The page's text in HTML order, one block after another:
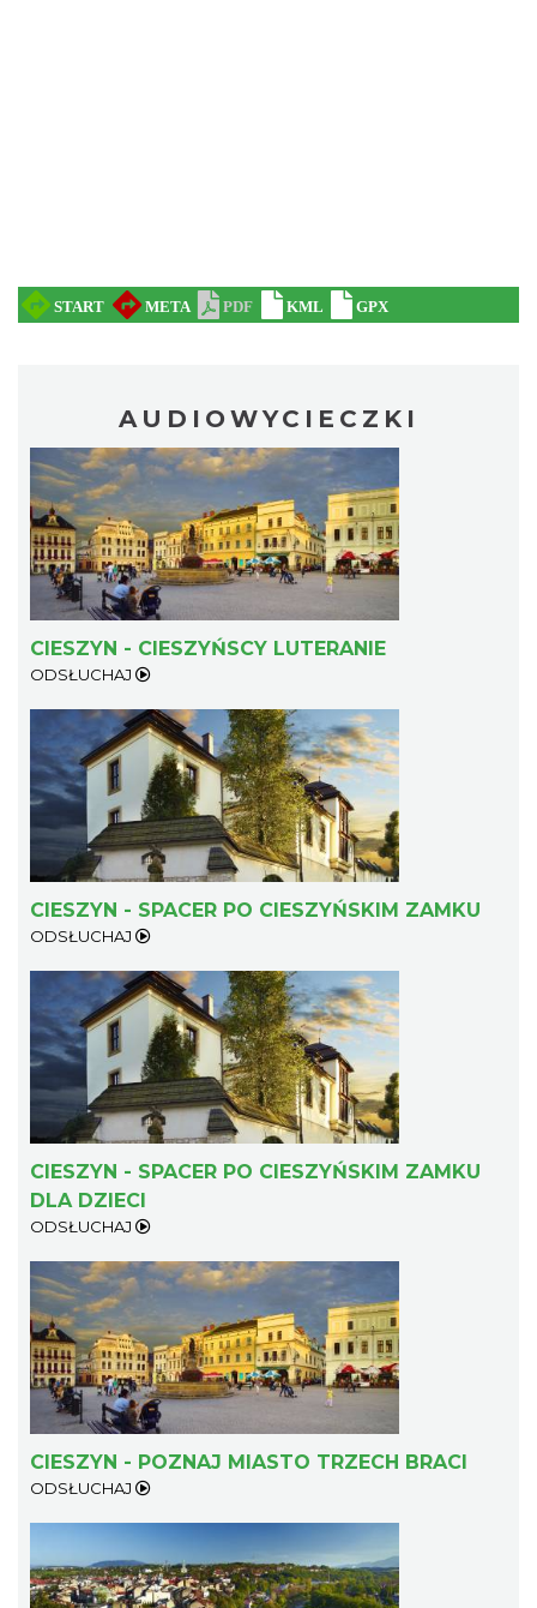
AUDIOWYCIECZKI
CIESZYN - CIESZYŃSCY LUTERANIE
ODSŁUCHAJ
CIESZYN - SPACER PO CIESZYŃSKIM ZAMKU
ODSŁUCHAJ
CIESZYN - SPACER PO CIESZYŃSKIM ZAMKU
DLA DZIECI
ODSŁUCHAJ
CIESZYN - POZNAJ MIASTO TRZECH BRACI
ODSŁUCHAJ